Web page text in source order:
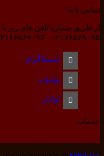
تماس با ما
۰۲۱۶۶۵۶۹۰۹۵ - ۰۲۱۶۶۵۶۹۰۹۶
اینستاگرام
یوتیوب
توئیتر
خدمات